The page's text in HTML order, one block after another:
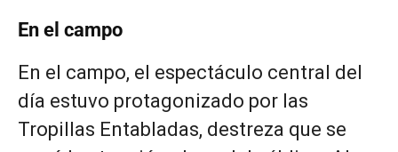
En el campo
En el campo, el espectáculo central del
día estuvo protagonizado por las
Tropillas Entabladas, destreza que se